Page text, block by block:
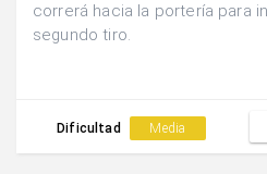
correrá hacia la portería para
segundo tiro.
Dificultad Media